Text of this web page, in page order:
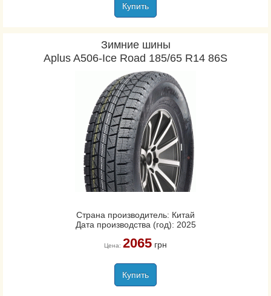
Купить
Зимние шины
Aplus A506-Ice Road 185/65 R14 86S
Страна производитель: Китай
Дата производства (год): 2025
Цена: 2065грн
Купить